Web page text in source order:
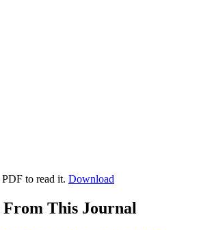
to read it. Download
This Journal